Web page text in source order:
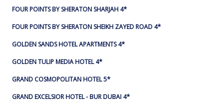
FOUR POINTS BY SHERATON SHARJAH 4*
FOUR POINTS BY SHERATON SHEIKH ZAYED ROAD 4*
GOLDEN SANDS HOTEL APARTMENTS 4*
GOLDEN TULIP MEDIA HOTEL 4*
GRAND COSMOPOLITAN HOTEL 5*
GRAND EXCELSIOR HOTEL - BUR DUBAI 4*